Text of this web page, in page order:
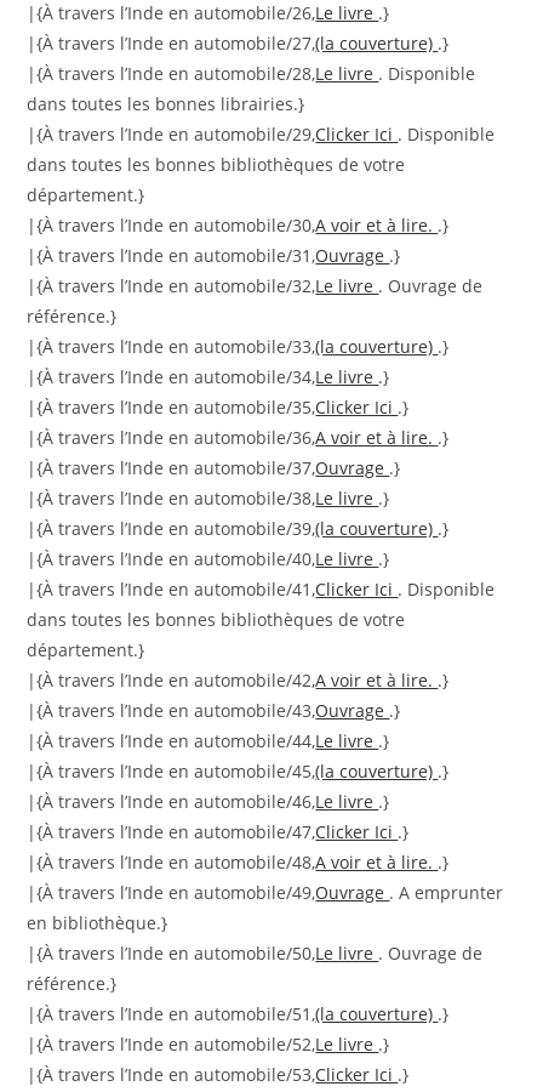
|{À travers l’Inde en automobile/26,Le livre .}
|{À travers l’Inde en automobile/27,(la couverture) .}
|{À travers l’Inde en automobile/28,Le livre . Disponible
dans toutes les bonnes librairies.}
|{À travers l’Inde en automobile/29,Clicker Ici . Disponible
dans toutes les bonnes bibliothèques de votre
département.}
|{À travers l’Inde en automobile/30,A voir et à lire. .}
|{À travers l’Inde en automobile/31,Ouvrage .}
|{À travers l’Inde en automobile/32,Le livre . Ouvrage de
référence.}
|{À travers l’Inde en automobile/33,(la couverture) .}
|{À travers l’Inde en automobile/34,Le livre .}
|{À travers l’Inde en automobile/35,Clicker Ici .}
|{À travers l’Inde en automobile/36,A voir et à lire. .}
|{À travers l’Inde en automobile/37,Ouvrage .}
|{À travers l’Inde en automobile/38,Le livre .}
|{À travers l’Inde en automobile/39,(la couverture) .}
|{À travers l’Inde en automobile/40,Le livre .}
|{À travers l’Inde en automobile/41,Clicker Ici . Disponible
dans toutes les bonnes bibliothèques de votre
département.}
|{À travers l’Inde en automobile/42,A voir et à lire. .}
|{À travers l’Inde en automobile/43,Ouvrage .}
|{À travers l’Inde en automobile/44,Le livre .}
|{À travers l’Inde en automobile/45,(la couverture) .}
|{À travers l’Inde en automobile/46,Le livre .}
|{À travers l’Inde en automobile/47,Clicker Ici .}
|{À travers l’Inde en automobile/48,A voir et à lire. .}
|{À travers l’Inde en automobile/49,Ouvrage . A emprunter
en bibliothèque.}
|{À travers l’Inde en automobile/50,Le livre . Ouvrage de
référence.}
|{À travers l’Inde en automobile/51,(la couverture) .}
|{À travers l’Inde en automobile/52,Le livre .}
|{À travers l’Inde en automobile/53,Clicker Ici .}